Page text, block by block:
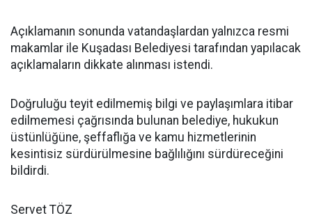
Açıklamanın sonunda vatandaşlardan yalnızca resmi
makamlar ile Kuşadası Belediyesi tarafından yapılacak
açıklamaların dikkate alınması istendi.
Doğruluğu teyit edilmemiş bilgi ve paylaşımlara itibar
edilmemesi çağrısında bulunan belediye, hukukun
üstünlüğüne, şeffaflığa ve kamu hizmetlerinin
kesintisiz sürdürülmesine bağlılığını sürdüreceğini
bildirdi.
Servet TÖZ